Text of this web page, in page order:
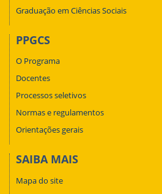
Graduação em Ciências Sociais
PPGCS
O Programa
Docentes
Processos seletivos
Normas e regulamentos
Orientações gerais
SAIBA MAIS
Mapa do site